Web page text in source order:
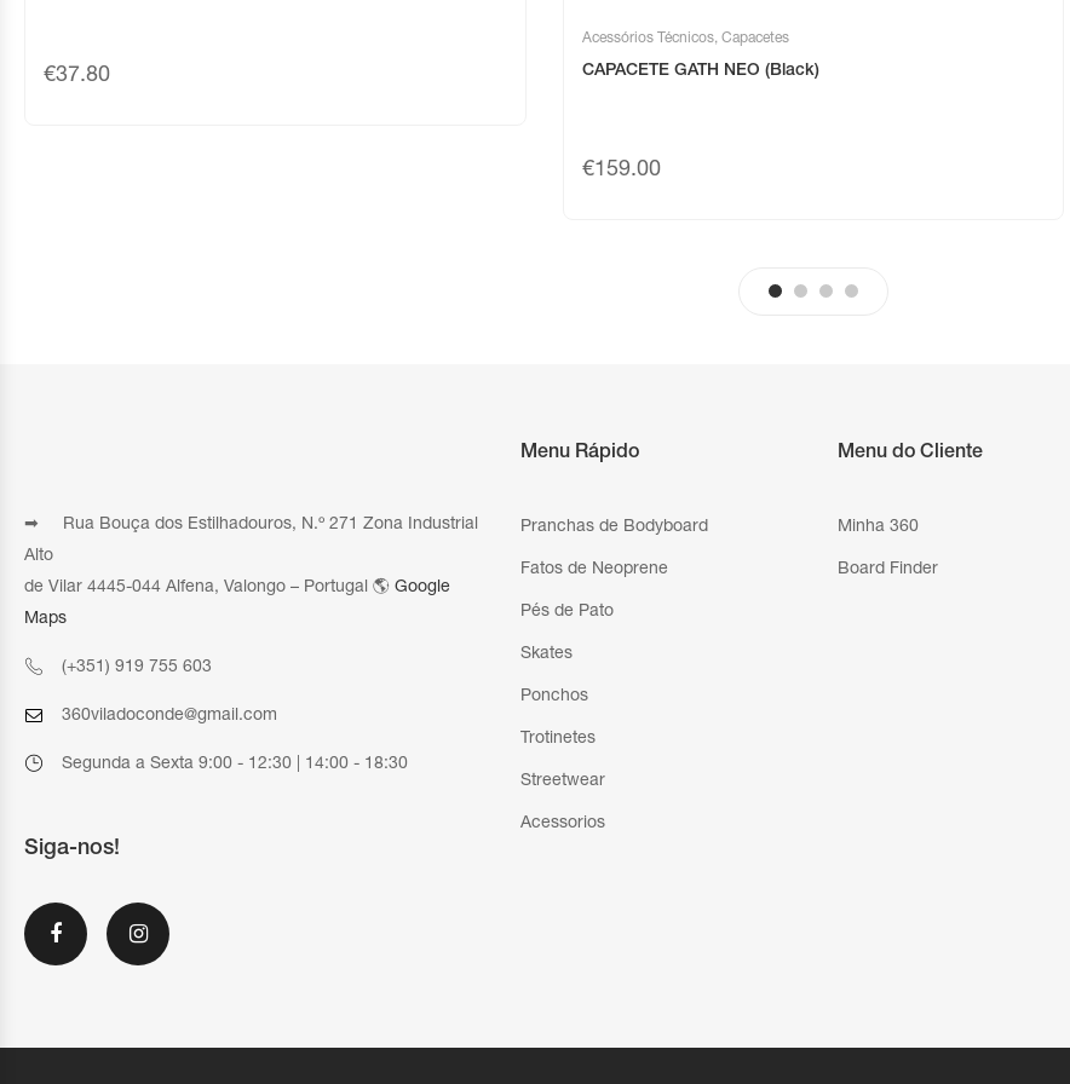
€37.80
Acessórios Técnicos, Capacetes
CAPACETE GATH NEO (Black)
€159.00
➡ Rua Bouça dos Estilhadouros, N.º 271 Zona Industrial
Alto
de Vilar 4445-044 Alfena, Valongo – Portugal 🌎 Google
Maps
(+351) 919 755 603
360viladoconde@gmail.com
Segunda a Sexta 9:00 - 12:30 | 14:00 - 18:30
Siga-nos!
Menu Rápido
Pranchas de Bodyboard
Fatos de Neoprene
Pés de Pato
Skates
Ponchos
Trotinetes
Streetwear
Acessorios
Menu do Cliente
Minha 360
Board Finder